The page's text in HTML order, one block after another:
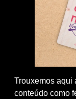
Trouxemos aqui
conteúdo como